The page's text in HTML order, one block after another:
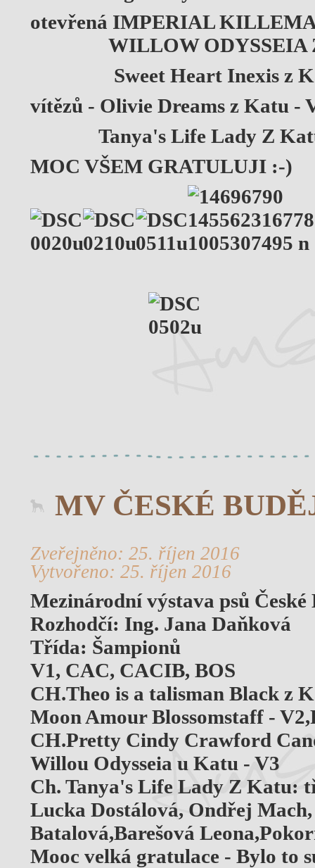
otevřená IMPERIAL
WILLOW ODYSSEIA Z
Sweet Heart Inexis z
vítězů - Olivie Dreams z Katu -
Tanya's Life Lady Z
MOC VŠEM GRATULUJI :-)
MV ČESKÉ
Zveřejněno: 25. říjen 2016
Vytvořeno: 25. říjen 2016
Mezinárodní výstava psů České
Rozhodčí: Ing. Jana Daňková
Třída: Šampionů
V1, CAC, CACIB, BOS
CH.Theo is a talisman Black z
Moon Amour Blossomstaff -
CH.Pretty Cindy Crawford
Willou Odysseia u Katu - V3
Ch. Tanya's Life Lady Z Katu:
Lucka Dostálová, Ondřej
Batalová,Barešová
Mooc velká gratulace - Bylo to